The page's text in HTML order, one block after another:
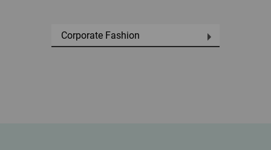
Corporate Fashion